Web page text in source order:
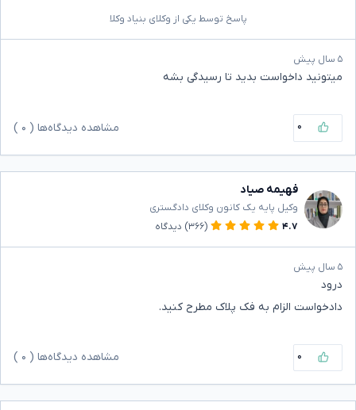
پاسخ توسط یکی از وکلای بنیاد وکلا
۵ سال پیش
میتونید داخواست بدید تا رسیدگی بشه
۰ مشاهده دیدگاه‌ها ( ۰
فهیمه صیاد
وکیل پایه یک کانون وکلای دادگستری
۴.۷
(۳۶۶) دیدگاه
۵ سال پیش
درود
دادخواست الزام به فک پلاک مطرح کنید.
۰ مشاهده دیدگاه‌ها ( ۰